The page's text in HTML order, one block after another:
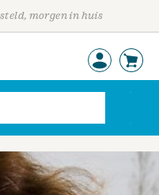
morgen in huis